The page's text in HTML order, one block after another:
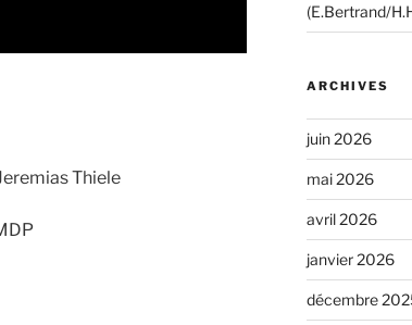
Thiele
(E.Bertrand/
ARCHIVES
juin 2026
mai 2026
avril 2026
janvier 2026
décembre